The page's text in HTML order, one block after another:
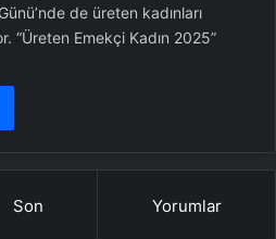
de üreten kadınları
“Üreten Emekçi Kadın 2025”
Son Yorumlar